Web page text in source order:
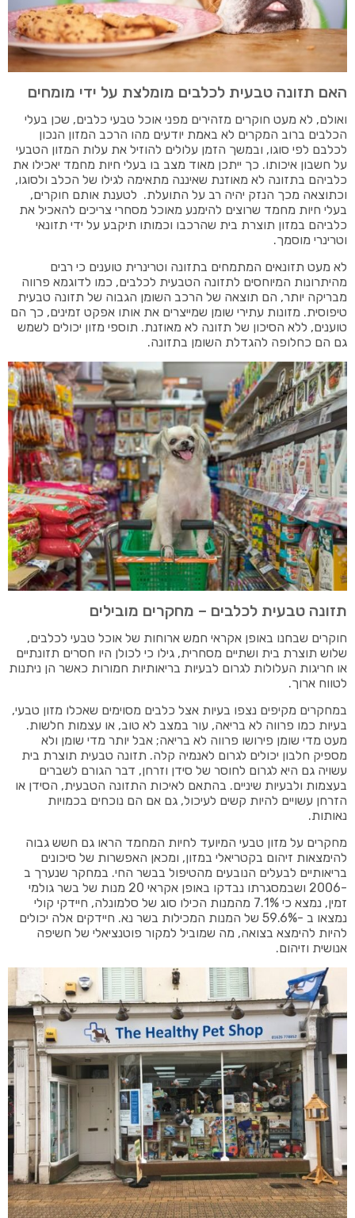
האם תזונה טבעית לכלבים מומלצת על ידי מומחים
ואולם, לא מעט חוקרים מזהירים מפני אוכל טבעי כלבים, שכן בעלי
הכלבים ברוב המקרים לא באמת יודעים מהו הרכב המזון הנכון
לכלבם לפי סוגו, ובמשך הזמן עלולים להוזיל את עלות המזון הטבעי
על חשבון איכותו. כך ייתכן מאוד מצב בו בעלי חיות מחמד יאכילו את
כלביהם בתזונה לא מאוזנת שאיננה מתאימה לגילו של הכלב ולסוגו,
וכתוצאה מכך הנזק יהיה רב על התועלת. לטענת אותם חוקרים,
בעלי חיות מחמד שרוצים להימנע מאוכל מסחרי צריכים להאכיל את
כלביהם במזון תוצרת בית שהרכבו וכמותו תיקבע על ידי תזונאי
וטרינרי מוסמך.
לא מעט תזונאים המתמחים בתזונה וטרינרית טוענים כי רבים
מהיתרונות המיוחסים לתזונה הטבעית לכלבים, כמו לדוגמא פרווה
מבריקה יותר, הם תוצאה של הרכב השומן הגבוה של תזונה טבעית
טיפוסית. מזונות עתירי שומן שמייצרים את אותו אפקט זמינים, כך הם
טוענים, ללא הסיכון של תזונה לא מאוזנת. תוספי מזון יכולים לשמש
גם הם כחלופה להגדלת השומן בתזונה.
תזונה טבעית לכלבים – מחקרים מובילים
חוקרים שבחנו באופן אקראי חמש ארוחות של אוכל טבעי לכלבים,
שלוש תוצרת בית ושתיים מסחרית, גילו כי לכולן היו חסרים תזונתיים
או חריגות העלולות לגרום לבעיות בריאותיות חמורות כאשר הן ניתנות
לטווח ארוך.
במחקרים מקיפים נצפו בעיות אצל כלבים מסוימים שאכלו מזון טבעי,
בעיות כמו פרווה לא בריאה, עור במצב לא טוב, או עצמות חלשות.
מעט מדי שומן פירושו פרווה לא בריאה; אבל יותר מדי שומן ולא
מספיק חלבון יכולים לגרום לאנמיה קלה. תזונה טבעית תוצרת בית
עשויה גם היא לגרום לחוסר של סידן וזרחן, דבר הגורם לשברים
בעצמות ולבעיות שיניים. בהתאם לאיכות התזונה הטבעית, הסידן או
הזרחן עשויים להיות קשים לעיכול, גם אם הם נוכחים בכמויות
נאותות.
מחקרים על מזון טבעי המיועד לחיות המחמד הראו גם חשש גבוה
להימצאות זיהום בקטריאלי במזון, ומכאן האפשרות של סיכונים
בריאותיים לבעלים הנובעים מהטיפול בבשר החי. במחקר שנערך ב
-2006 ושבמסגרתו נבדקו באופן אקראי 20 מנות של בשר גולמי
זמין, נמצא כי 7.1% מהמנות הכילו סוג של סלמונלה, חיידקי קולי
נמצאו ב -59.6% של המנות המכילות בשר נא. חיידקים אלה יכולים
להיות להימצא בצואה, מה שמוביל למקור פוטנציאלי של חשיפה
אנושית וזיהום.